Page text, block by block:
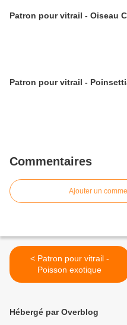
Patron pour vitrail - Oiseau
Patron pour vitrail -
Commentaires
Ajouter un
< Patron pour vitrail -
Poisson exotique
Hébergé par Overblog